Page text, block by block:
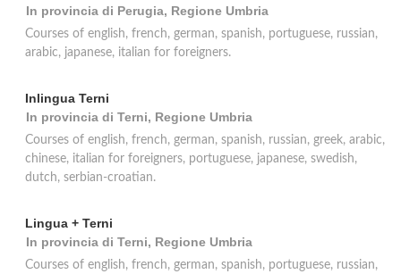
In provincia di Perugia, Regione Umbria
Courses of english, french, german, spanish, portuguese, russian,
arabic, japanese, italian for foreigners.
Inlingua Terni
In provincia di Terni, Regione Umbria
Courses of english, french, german, spanish, russian, greek, arabic,
chinese, italian for foreigners, portuguese, japanese, swedish,
dutch, serbian-croatian.
Lingua + Terni
In provincia di Terni, Regione Umbria
Courses of english, french, german, spanish, portuguese, russian,